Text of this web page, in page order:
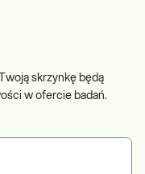
skrzynkę będą
w ofercie badań.